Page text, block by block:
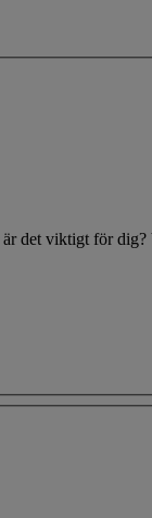
det viktigt för dig?